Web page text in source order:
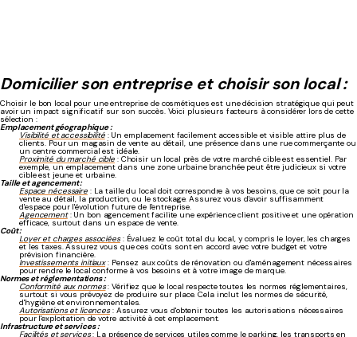
Domicilier son entreprise et choisir son local :
Choisir le bon local pour une entreprise de cosmétiques est une décision stratégique qui peut
avoir un impact significatif sur son succès. Voici plusieurs facteurs à considérer lors de cette
sélection :
Emplacement géographique :
Visibilité et accessibilité: Un emplacement facilement accessible et visible attire plus de
clients. Pour un magasin de vente au détail, une présence dans une rue commerçante ou
un centre commercial est idéale.
Proximité du marché cible : Choisir un local près de votre marché cible est essentiel. Par
exemple, un emplacement dans une zone urbaine branchée peut être judicieux si votre
cible est jeune et urbaine.
Taille et agencement :
Espace nécessaire: La taille du local doit correspondre à vos besoins, que ce soit pour la
vente au détail, la production, ou le stockage. Assurez vous d'avoir suffisamment
d'espace pour l'évolution future de l'entreprise.
Agencement: Un bon agencement facilite une expérience client positive et une opération
efficace, surtout dans un espace de vente.
Coût :
Loyer et charges associées: Évaluez le coût total du local, y compris le loyer, les charges
et les taxes. Assurez vous que ces coûts sont en accord avec votre budget et votre
prévision financière.
Investissements initiaux: Pensez aux coûts de rénovation ou d'aménagement nécessaires
pour rendre le local conforme à vos besoins et à votre image de marque.
Normes et réglementations :
Conformité aux normes: Vérifiez que le local respecte toutes les normes réglementaires,
surtout si vous prévoyez de produire sur place. Cela inclut les normes de sécurité,
d'hygiène et environnementales.
Autorisations et licences: Assurez vous d'obtenir toutes les autorisations nécessaires
pour l'exploitation de votre activité à cet emplacement.
Infrastructure et services :
Facilités et services: La présence de services utiles comme le parking, les transports en